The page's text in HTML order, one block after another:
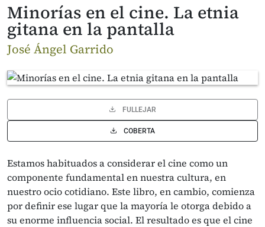
Minorías en el cine. La etnia
gitana en la pantalla
José Ángel Garrido
FULLEJAR
COBERTA
Estamos habituados a considerar el cine como un
componente fundamental en nuestra cultura, en
nuestro ocio cotidiano. Este libro, en cambio, comienza
por definir ese lugar que la mayoría le otorga debido a
su enorme influencia social. El resultado es que el cine